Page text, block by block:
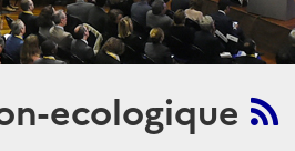
ecologique